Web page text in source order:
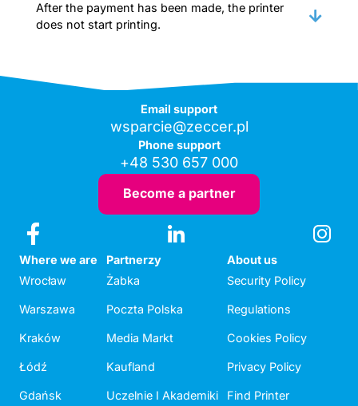
After the payment has been made, the printer
does not start printing.
Email support
wsparcie@zeccer.pl
Phone support
+48 530 657 000
Become a partner
Where we are
Wrocław
Warszawa
Kraków
Łódź
Gdańsk
Partnerzy
Żabka
Poczta Polska
Media Markt
Kaufland
Uczelnie I Akademiki
About us
Security Policy
Regulations
Cookies Policy
Privacy Policy
Find Printer